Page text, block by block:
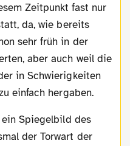
da, wie bereits
sehr früh in der
aber auch weil die
in Schwierigkeiten
einfach hergaben.
der Torwart der